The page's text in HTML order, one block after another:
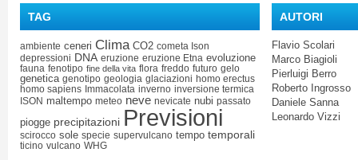
TAG
ambiente ceneri Clima CO2 cometa Ison
depressioni DNA eruzione eruzione Etna evoluzione
fauna fenotipo fine della vita flora freddo futuro gelo
genetica genotipo geologia glaciazioni homo erectus
homo sapiens Immacolata inverno inversione termica
ISON maltempo meteo neve nevicate nubi passato
piogge precipitazioni Previsioni
scirocco sole specie supervulcano tempo temporali
ticino vulcano WHG
AUTORI
Flavio Scolari
Marco Biagioli
Pierluigi Berro
Roberto Ingrosso
Daniele Sanna
Leonardo Vizzi